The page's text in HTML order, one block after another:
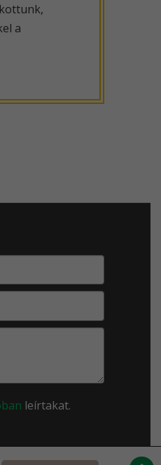
a
leírtakat.